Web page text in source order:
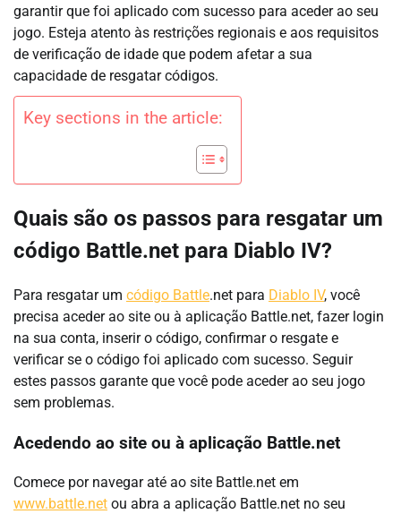
garantir que foi aplicado com sucesso para aceder ao seu
jogo. Esteja atento às restrições regionais e aos requisitos
de verificação de idade que podem afetar a sua
capacidade de resgatar códigos.
Key sections in the article:
Quais são os passos para resgatar um
código Battle.net para Diablo IV?
Para resgatar um código Battle.net para Diablo IV, você
precisa aceder ao site ou à aplicação Battle.net, fazer login
na sua conta, inserir o código, confirmar o resgate e
verificar se o código foi aplicado com sucesso. Seguir
estes passos garante que você pode aceder ao seu jogo
sem problemas.
Acedendo ao site ou à aplicação Battle.net
Comece por navegar até ao site Battle.net em
www.battle.net ou abra a aplicação Battle.net no seu